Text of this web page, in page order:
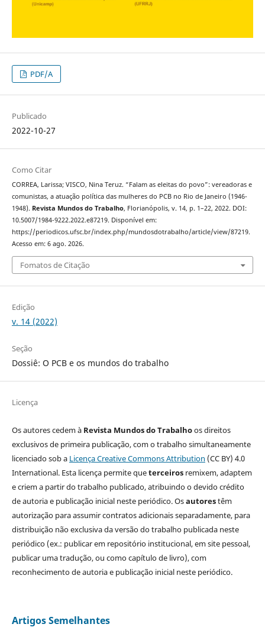
PDF/A
Publicado
2022-10-27
Como Citar
CORREA, Larissa; VISCO, Nina Teruz. “Falam as eleitas do povo”: vereadoras e
comunistas, a atuação política das mulheres do PCB no Rio de Janeiro (1946-
1948). Revista Mundos do Trabalho, Florianópolis, v. 14, p. 1–22, 2022. DOI:
10.5007/1984-9222.2022.e87219. Disponível em:
https://periodicos.ufsc.br/index.php/mundosdotrabalho/article/view/87219.
Acesso em: 6 ago. 2026.
Fomatos de Citação
Edição
v. 14 (2022)
Seção
Dossiê: O PCB e os mundos do trabalho
Licença
Os autores cedem à Revista Mundos do Trabalhoos direitos
exclusivos de primeira publicação, com o trabalho simultaneamente
licenciado sob a Licença Creative Commons Attribution (CC BY) 4.0
International. Esta licença permite queterceirosremixem, adaptem
e criem a partir do trabalho publicado, atribuindo o devido crédito
de autoria e publicação inicial neste periódico. Osautorestêm
autorização para assumir contratos adicionais separadamente, para
distribuição não exclusiva da versão do trabalho publicada neste
periódico (ex.: publicar em repositório institucional, em site pessoal,
publicar uma tradução, ou como capítulo de livro), com
reconhecimento de autoria e publicação inicial neste periódico.
Artigos Semelhantes